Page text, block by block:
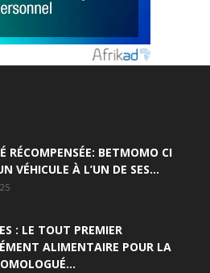
RÉCOMPENSÉE: BETMOMO CI
VÉHICULE À L’UN DE SES...
: LE TOUT PREMIER
ALIMENTAIRE POUR LA